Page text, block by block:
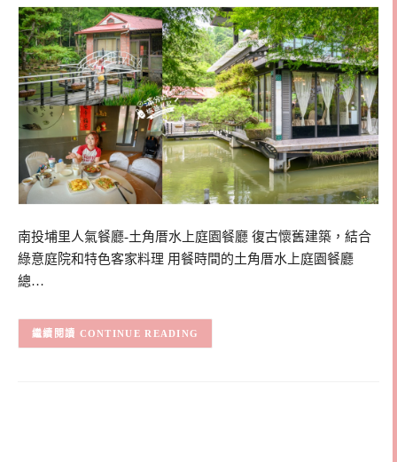
南投埔里人氣餐廳-土角厝水上庭園餐廳 復古懷舊建築，結合
綠意庭院和特色客家料理 用餐時間的土角厝水上庭園餐廳
總…
CONTINUE READING